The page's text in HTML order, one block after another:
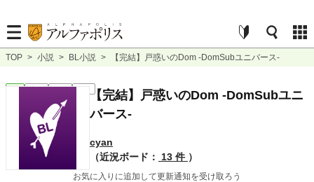
TOP > 小説 > BL小説 > 【完結】戸惑いのDom -DomSubユニバース-
BL 完結 短編
【完結】戸惑いのDom -DomSubユニ
バース-
cyan
（近況ボード：
13 件 ）
お気に入りに追加して更新通知を受け取ろう